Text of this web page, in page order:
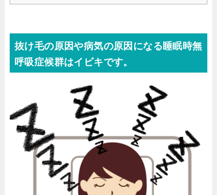
抜け毛の原因や病気の原因になる睡眠時無
呼吸症候群はイビキです。